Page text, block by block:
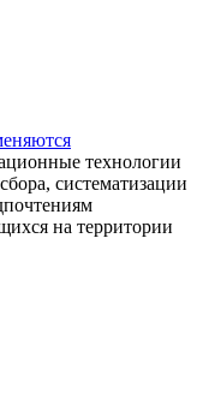
технологии
систематизации
на территории